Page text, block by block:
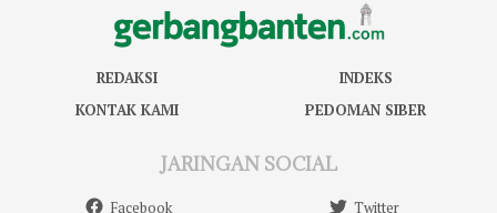
REDAKSI
INDEKS
KONTAK KAMI
PEDOMAN SIBER
JARINGAN SOCIAL
Facebook Twitter